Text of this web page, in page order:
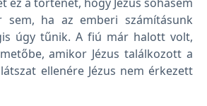
sem, ha az emberi számításunk
úgy tűnik. A fiú már halott volt,
amikor Jézus találkozott a
ellenére Jézus nem érkezett